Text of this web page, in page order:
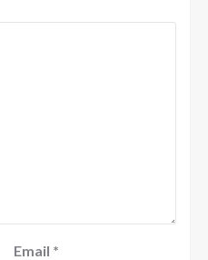
Email *